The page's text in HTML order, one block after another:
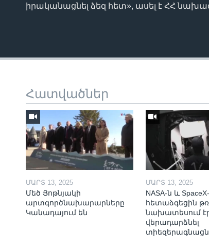
իրականացնել ձեզ հետ», ասել է ՀՀ
Հատվածներ
ՄԱՐՏ 13, 2025
Մեծ Յոթնյակի
արտգործնախարարները
Կանադայում են
ՄԱՐՏ 13, 2025
NASA-ն և
հետաձգեցին
նախատեսում
վերադարձնել